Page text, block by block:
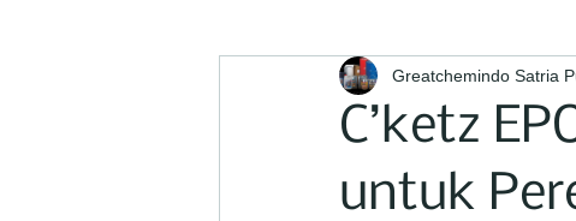
C’ketz
untuk
Greatchemindo Satria